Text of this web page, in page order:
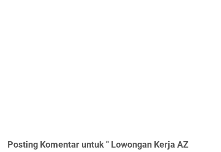
Posting Komentar untuk " Lowongan Kerja AZ